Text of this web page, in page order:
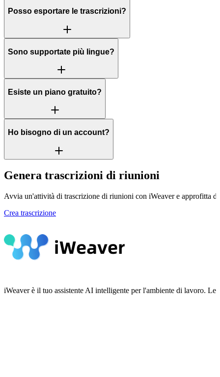
Posso esportare le trascrizioni?
Sono supportate più lingue?
Esiste un piano gratuito?
Ho bisogno di un account?
Genera trascrizioni di riunioni
Avvia un'attività di trascrizione di riunioni con iWeaver e approfitta
Crea trascrizione
iWeaver è il tuo assistente AI intelligente per l'ambiente di lavoro.